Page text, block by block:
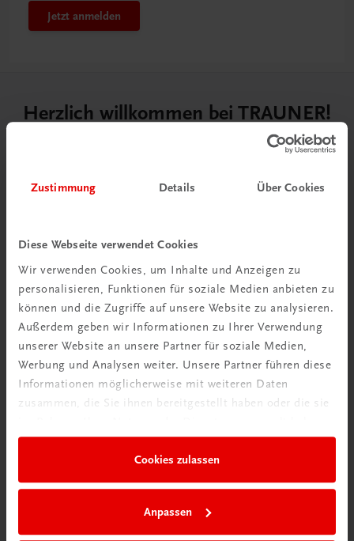
Zustimmung Details Über Cookies
Diese Webseite verwendet Cookies
Wir verwenden Cookies, um Inhalte und Anzeigen zu
personalisieren, Funktionen für soziale Medien anbieten zu
können und die Zugriffe auf unsere Website zu analysieren.
Außerdem geben wir Informationen zu Ihrer Verwendung
unserer Website an unsere Partner für soziale Medien,
Werbung und Analysen weiter. Unsere Partner führen diese
Informationen möglicherweise mit weiteren Daten
zusammen, die Sie ihnen bereitgestellt haben oder die sie
Cookies zulassen
Anpassen
Jetzt anmelden
Herzlich willkommen bei TRAUNER!
Wir sind ein österreichisches Familienunternehmen mit
Begeisterung für unsere Produkte.
mehr erfahren
TRAUNER Verlag + Buchservice GmbH
Köglstraße 14 | 4020 Linz
Tel.:+43 732 778241
buchservice@trauner.at
WhatsApp:+43 664 88 58 69 41